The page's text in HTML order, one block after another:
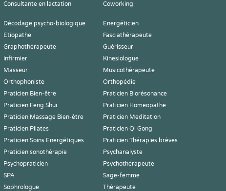
Consultante en lactation Coworking
Décodage psycho-biologique
Energéticien
Etiopathe
Fasciathérapeute
Graphothérapeute
Guérisseur
Infirmier
Kinesiologue
Masseur
Musicothérapeute
Orthophoniste
Orthopédie
Praticien Bien-être
Praticien Biorésonance
Praticien Feng Shui
Praticien Homeopathe
Praticien Massage Bien-être
Praticien Meditation
Praticien Pilates
Praticien Qi Gong
Praticien Soins Energétiques
Praticien Thérapies brèves
Praticien sonothérapie
Psychanalyste
Psychopraticien
Psychothérapeute
SPA
Sage-femme
Sophrologue
Thérapeute